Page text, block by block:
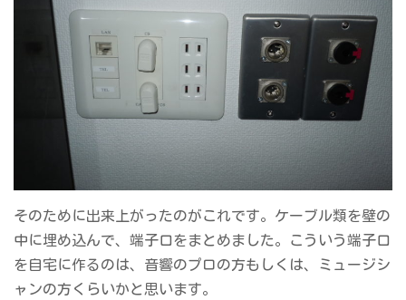
そのために出来上がったのがこれです。ケーブル類を壁の
中に埋め込んで、端子口をまとめました。こういう端子口
を自宅に作るのは、音響のプロの方もしくは、ミュージシ
ャンの方くらいかと思います。